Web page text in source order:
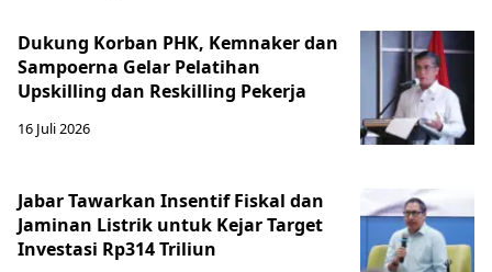
Dukung Korban PHK, Kemnaker dan
Sampoerna Gelar Pelatihan
Upskilling dan Reskilling Pekerja
16 Juli 2026
Jabar Tawarkan Insentif Fiskal dan
Jaminan Listrik untuk Kejar Target
Investasi Rp314 Triliun